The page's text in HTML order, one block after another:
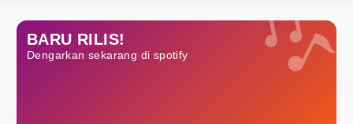
BARU RILIS!
Dengarkan sekarang di spotify